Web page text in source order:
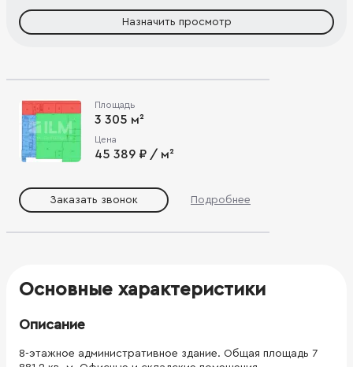
Назначить просмотр
Площадь
3 305 м²
Цена
45 389 ₽ / м²
Заказать звонок Подробнее
Основные характеристики
Описание
8-этажное административное здание. Общая площадь 7